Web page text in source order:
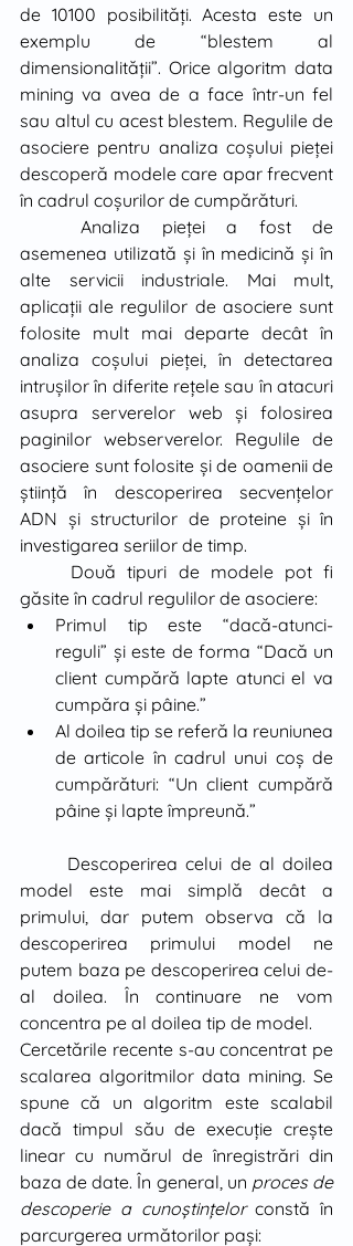
de 10100 posibilităţi. Acesta este un
exemplu de “blestem al
dimensionalităţii”. Orice algoritm data
mining va avea de a face într-un fel
sau altul cu acest blestem. Regulile de
asociere pentru analiza coşului pieţei
descoperă modele care apar frecvent
în cadrul coşurilor de cumpărături.
	Analiza pieţei a fost de
asemenea utilizată şi în medicină şi în
alte servicii industriale. Mai mult,
aplicaţii ale regulilor de asociere sunt
folosite mult mai departe decât în
analiza coşului pieţei, în detectarea
intruşilor în diferite reţele sau în atacuri
asupra serverelor web şi folosirea
paginilor webserverelor. Regulile de
asociere sunt folosite şi de oamenii de
ştiinţă în descoperirea secvenţelor
ADN şi structurilor de proteine şi în
investigarea seriilor de timp.
găsite în cadrul regulilor de asociere:
Primul tip este “dacă-atunci-
reguli” şi este de forma “Dacă un
client cumpără lapte atunci el va
cumpăra şi pâine.”
Al doilea tip se referă la reuniunea
de articole în cadrul unui coş de
cumpărături: “Un client cumpără
pâine şi lapte împreună.”
model este mai simplă decât a
primului, dar putem observa că la
descoperirea primului model ne
putem baza pe descoperirea celui de-
al doilea. În continuare ne vom
concentra pe al doilea tip de model.
Cercetările recente s-au concentrat pe
scalarea algoritmilor data mining. Se
spune că un algoritm este scalabil
dacă timpul său de execuţie creşte
linear cu numărul de înregistrări din
baza de date. În general, un proces de
descoperie a cunoştinţelor constă în
parcurgerea următorilor paşi: